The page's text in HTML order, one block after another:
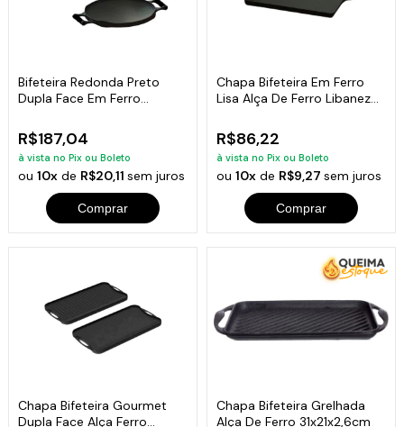
Bifeteira Redonda Preto
Dupla Face Em Ferro
R$187,04
à vista no Pix ou Boleto
ou10x de R$20,11sem juros
Comprar
Chapa Bifeteira Em Ferro
Lisa Alça De Ferro Libaneza
R$86,22
à vista no Pix ou Boleto
ou 10xde R$9,27 sem juros
Comprar
Chapa Bifeteira Gourmet
Dupla Face Alça Ferro
Chapa Bifeteira Grelhada
Alça De Ferro 31x21x2,6cm